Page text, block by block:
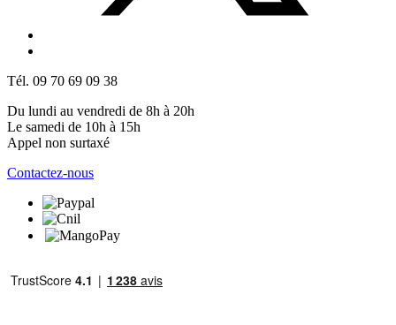
Tél. 09 70 69 09 38
Du lundi au vendredi de 8h à 20h
Le samedi de 10h à 15h
Appel non surtaxé
Contactez-nous